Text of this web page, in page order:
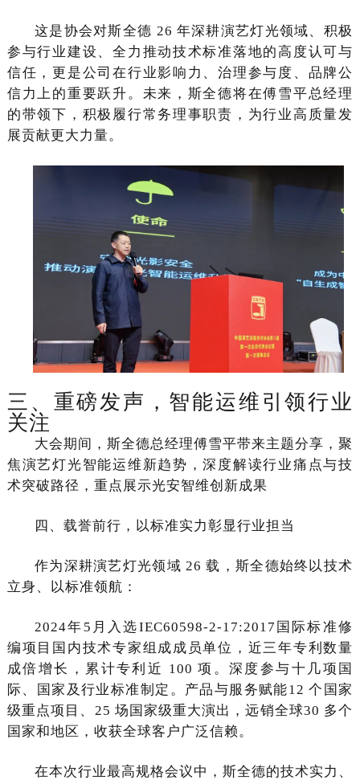
这是协会对斯全德 26 年深耕演艺灯光领域、积极
参与行业建设、全力推动技术标准落地的高度认可与
信任，更是公司在行业影响力、治理参与度、品牌公
信力上的重要跃升。未来，斯全德将在傅雪平总经理
的带领下，积极履行常务理事职责，为行业高质量发
展贡献更大力量。
三、重磅发声，智能运维引领行业
关注
大会期间，斯全德总经理傅雪平带来主题分享，聚
焦演艺灯光智能运维新趋势，深度解读行业痛点与技
术突破路径，重点展示光安智维创新成果
四、载誉前行，以标准实力彰显行业担当
作为深耕演艺灯光领域 26 载，斯全德始终以技术
立身、以标准领航：
2024年5月入选IEC60598-2-17:2017国际标准修
编项目国内技术专家组成成员单位，近三年专利数量
成倍增长，累计专利近 100 项。深度参与十几项国
际、国家及行业标准制定。产品与服务赋能12 个国家
级重点项目、25 场国家级重大演出，远销全球30 多个
国家和地区，收获全球客户广泛信赖。
在本次行业最高规格会议中，斯全德的技术实力、